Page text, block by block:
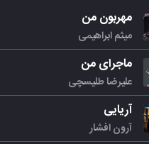
مهربون من
میثم ابراهیمی
ماجرای من
علیرضا طلیسچی
آریایی
آرون افشار